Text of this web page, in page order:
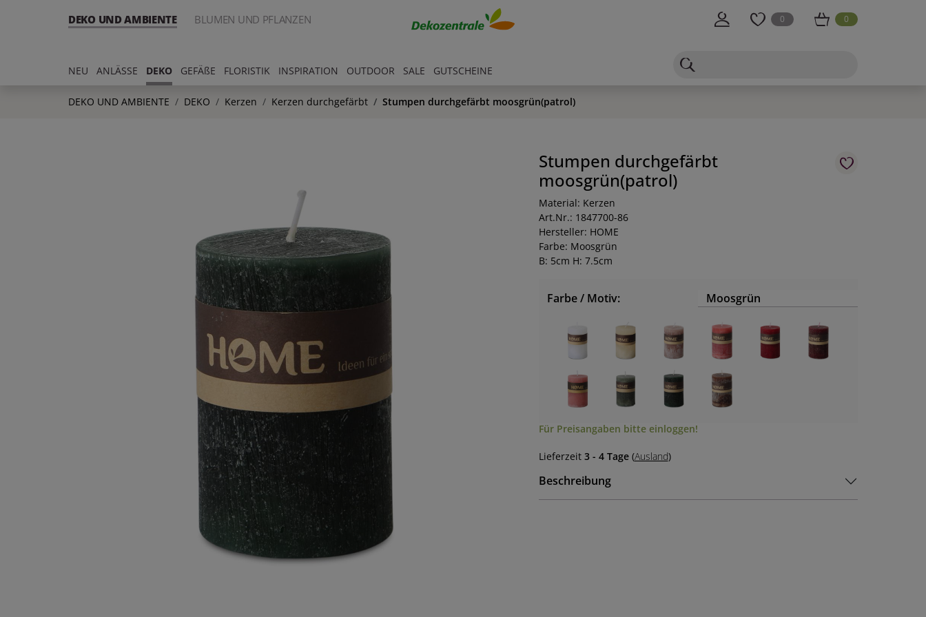
DEKO UND AMBIENTE BLUMEN UND PFLANZEN 0 0
NEU ANLÄSSE DEKO GEFÄßE FLORISTIK INSPIRATION OUTDOOR SALE GUTSCHEINE
DEKO UND AMBIENTE DEKO Kerzen Kerzen durchgefärbt Stumpen durchgefärbt moosgrün(patrol)
Stumpen durchgefärbt
moosgrün(patrol)
Material: Kerzen
Art.Nr.: 1847700-86
Hersteller: HOME
Farbe: Moosgrün
B: 5cm H: 7.5cm
Farbe / Motiv: Moosgrün
Für Preisangaben bitte einloggen!
Lieferzeit 3 - 4 Tage(Ausland)
Beschreibung